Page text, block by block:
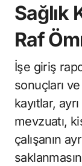
Sağlık
Raf
İşe giriş
sonuçları
kayıtlar,
mevzuatı,
çalışanın